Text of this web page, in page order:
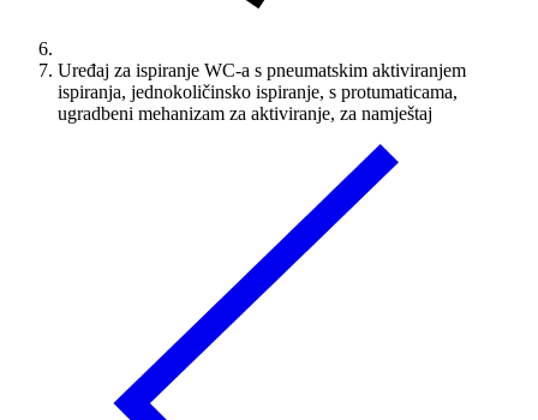
Uređaj za ispiranje WC-a s pneumatskim aktiviranjem
ispiranja, jednokoličinsko ispiranje, s protumaticama,
ugradbeni mehanizam za aktiviranje, za namještaj